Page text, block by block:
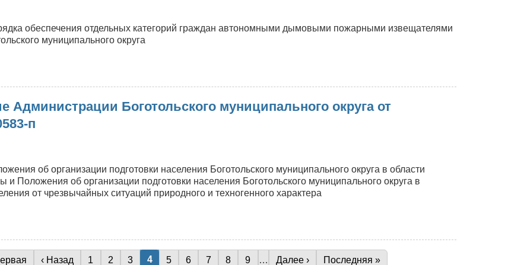
обеспечения отдельных категорий граждан автономными дымовыми пожарными извещателями
муниципального округа
Администрации Боготольского муниципального округа от
п
об организации подготовки населения Боготольского муниципального округа в области
и Положения об организации подготовки населения Боготольского муниципального округа в
от чрезвычайных ситуаций природного и техногенного характера
страницаПредыдущая страница
‹ Назад Page
1 Page
2 Page
3 Текущая страница
4 Page
5 Page
6 Page
7 Page
8 Page
9 … Следующая страница
Далее › Последняя страница
Последняя »